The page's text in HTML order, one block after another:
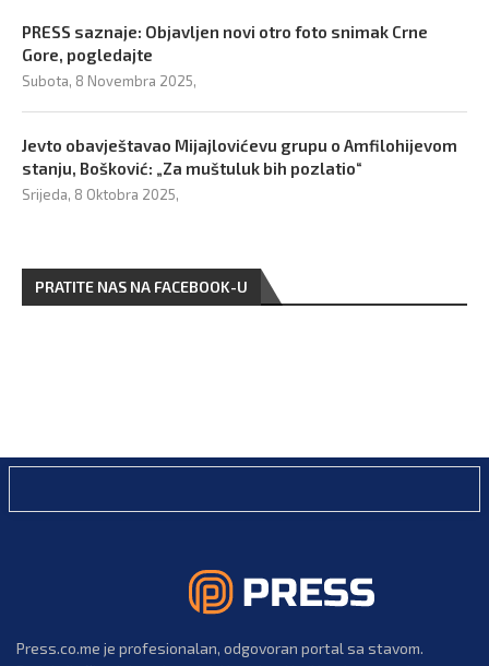
PRESS saznaje: Objavljen novi otro foto snimak Crne
Gore, pogledajte
Subota, 8 Novembra 2025,
Jevto obavještavao Mijajlovićevu grupu o Amfilohijevom
stanju, Bošković: „Za muštuluk bih pozlatio“
Srijeda, 8 Oktobra 2025,
PRATITE NAS NA FACEBOOK-U
Press.co.me je profesionalan, odgovoran portal sa stavom.